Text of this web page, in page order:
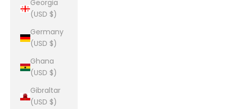
Georgia
(USD $)
Germany
(USD $)
Ghana
(USD $)
Gibraltar
(USD $)